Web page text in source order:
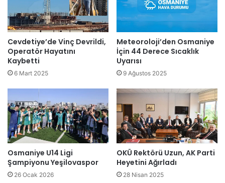
Cevdetiye’de Vinç Devrildi,
Operatör Hayatını
Kaybetti
6 Mart 2025
Meteoroloji’den Osmaniye
İçin 44 Derece Sıcaklık
Uyarısı
9 Ağustos 2025
Osmaniye U14 Ligi
Şampiyonu Yeşilovaspor
26 Ocak 2026
OKÜ Rektörü Uzun, AK Parti
Heyetini Ağırladı
28 Nisan 2025